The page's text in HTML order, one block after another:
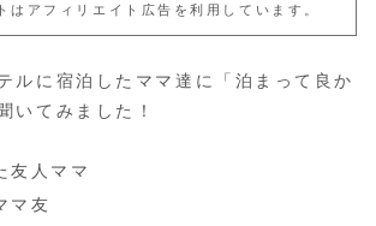
アフィリエイト広告を利用しています。
ルに宿泊したママ達に「泊まって良か
いてみました！
友人ママ
マ友